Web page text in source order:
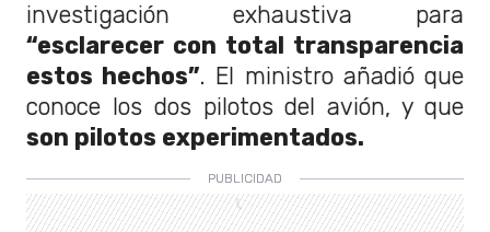
investigación exhaustiva para
“esclarecer con total transparencia
estos hechos”. El ministro añadió que
conoce los dos pilotos del avión, y que
son pilotos experimentados.